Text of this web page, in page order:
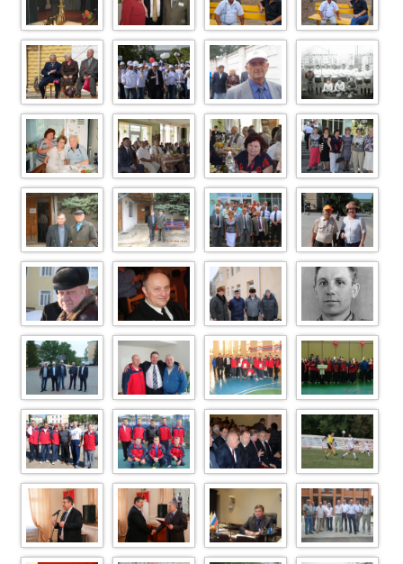
S2500238.JPG
ALJ4833CAL4L
PZKCA71EMOZ
CA7SS6WACAA
B0K7ECAPU1A9
ICAHGH4SFCA
OK8GWUCA11O
0D9CAU2H7XA
WBSPM13CAQ4
EWELCAI4AMI9
CAEPH2W1CAA
LLT9YCAASKJ2
5CAYGTIOHCAV
OHA34CA3MJ3
YB
DSC 2267 DSC 2266
DSC0341 DSC0217 Image Article 95
Download (13)1
Copyйй Copy
DSC06911 DSC0698 DSC0691 DSC0669
DSCN4617 DSCN4616 Image Article 71 DSC 2160
Image Article
297
Image Article
276
DSC 0244
Н.М.Абраменко
1
P1110037 DSC01868 DSC01821 DSC01288
DSC00923 DSC00513 DSC 0884 IMG 0969
IMG 0150 IMG 0130 DSC00485 Copy
бурильщики10